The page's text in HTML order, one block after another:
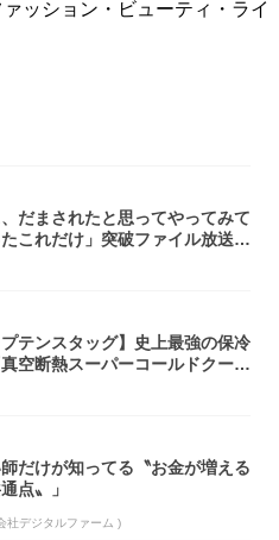
ッション・ビューティ・ライ
だまされたと思ってやってみて
たこれだけ」突破ファイル放送で
プテンスタッグ】史上最強の保冷
空断熱スーパーコールドクーラ
師だけが知ってる〝お金が増える
点〟」
社デジタルファーム )